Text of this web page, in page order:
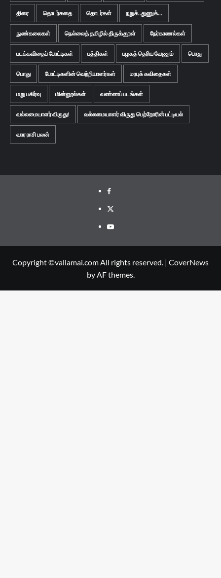
திரை தொடர்கதை தொடர்கள் நறுக்..துணுக்...
நுண்கலைகள் நெல்லைத் தமிழில் திருக்குறள் நேர்காணல்கள்
படக்கவிதைப் போட்டிகள் பத்திகள் பழகத் தெரிய வேணும் பொது
பொது போட்டிகளின் வெற்றியாளர்கள் மரபுக் கவிதைகள்
மறு பகிர்வு மின்னூல்கள் வண்ணப் படங்கள்
வல்லமையாளர் விருது! வல்லமையாளர் விருது பெற்றோரின் பட்டியல்
வார ராசி பலன்
Facebook
Twitter
Youtube
Copyright ©vallamai.com All rights reserved. | CoverNews
by AF themes.